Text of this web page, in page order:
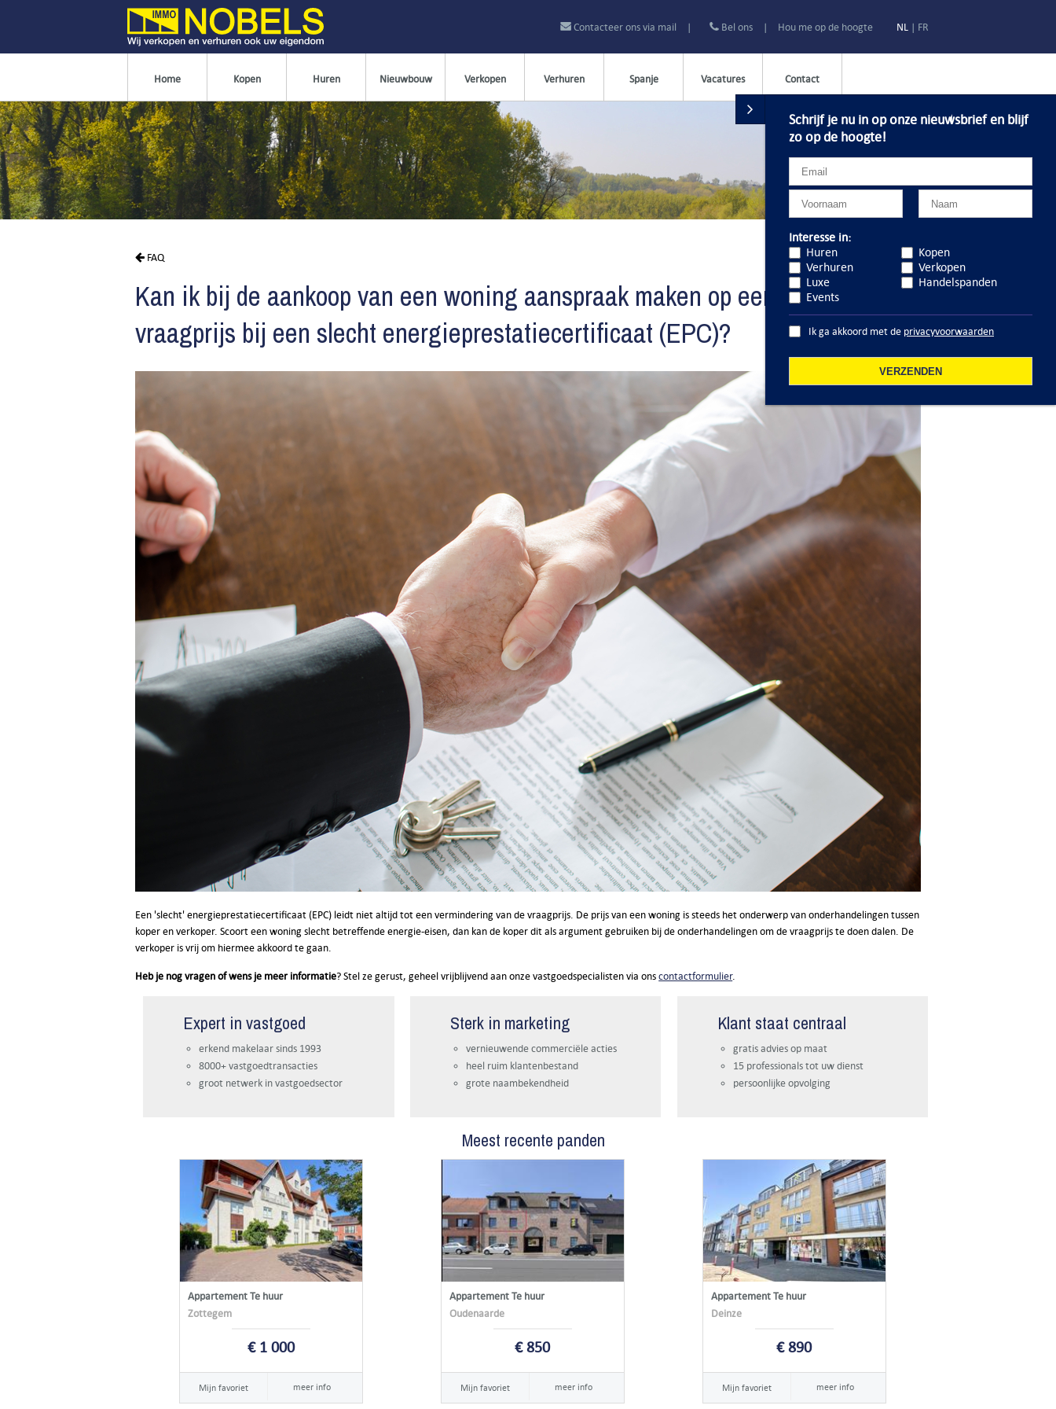
NL | FR
Contacteer ons via mail | Bel ons | Hou me op de hoogte
Home Kopen Huren Nieuwbouw Verkopen Verhuren Spanje Vacatures Contact
FAQ
Kan ik bij de aankoop van een woning aanspraak maken op een goedkopere
vraagprijs bij een slecht energieprestatiecertificaat (EPC)?
Een 'slecht' energieprestatiecertificaat (EPC) leidt niet altijd tot een vermindering van de vraagprijs. De prijs van een woning is steeds het onderwerp van onderhandelingen tussen
koper en verkoper. Scoort een woning slecht betreffende energie-eisen, dan kan de koper dit als argument gebruiken bij de onderhandelingen om de vraagprijs te doen dalen. De
verkoper is vrij om hiermee akkoord te gaan.
Heb je nog vragen of wens je meer informatie? Stel ze gerust, geheel vrijblijvend aan onze vastgoedspecialisten via onscontactformulier.
Expert in vastgoed
erkend makelaar sinds 1993
8000+ vastgoedtransacties
groot netwerk in vastgoedsector
Sterk in marketing
vernieuwende commerciële acties
heel ruim klantenbestand
grote naambekendheid
Klant staat centraal
gratis advies op maat
15 professionals tot uw dienst
persoonlijke opvolging
Meest recente panden
Appartement Te huur
Zottegem
€ 1 000
Mijn favoriet meer info
Appartement Te huur
Oudenaarde
€ 850
Mijn favoriet meer info
Appartement Te huur
Deinze
€ 890
Mijn favoriet meer info
Schrijf je nu in op onze nieuwsbrief en blijf
zo op de hoogte!
Interesse in:
Huren
Kopen
Verhuren
Verkopen
Luxe
Handelspanden
Events
Ik ga akkoord met de privacyvoorwaarden